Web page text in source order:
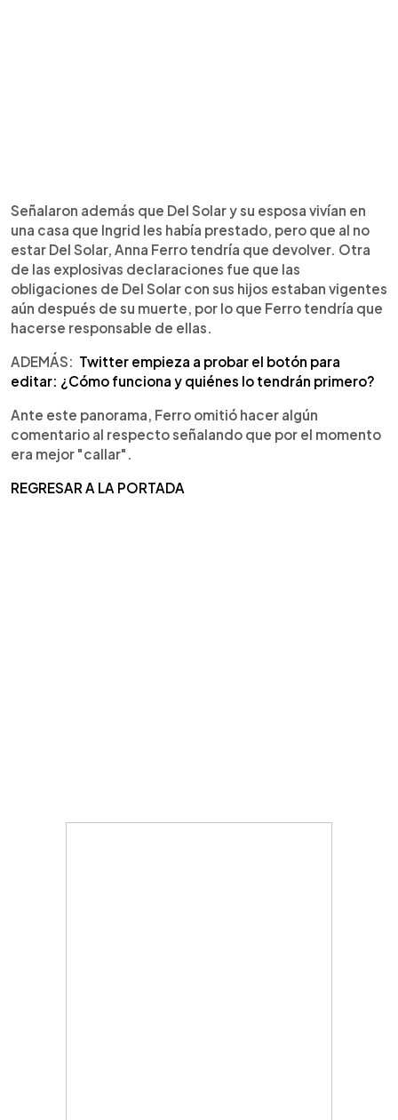
Señalaron además que Del Solar y su esposa vivían en
una casa que Ingrid les había prestado, pero que al no
estar Del Solar, Anna Ferro tendría que devolver. Otra
de las explosivas declaraciones fue que las
obligaciones de Del Solar con sus hijos estaban vigentes
aún después de su muerte, por lo que Ferro tendría que
hacerse responsable de ellas.
ADEMÁS: Twitter empieza a probar el botón para
editar: ¿Cómo funciona y quiénes lo tendrán primero?
Ante este panorama, Ferro omitió hacer algún
comentario al respecto señalando que por el momento
era mejor "callar".
REGRESAR A LA PORTADA